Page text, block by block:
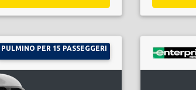
PULMINO PER 15 PASSEGGERI